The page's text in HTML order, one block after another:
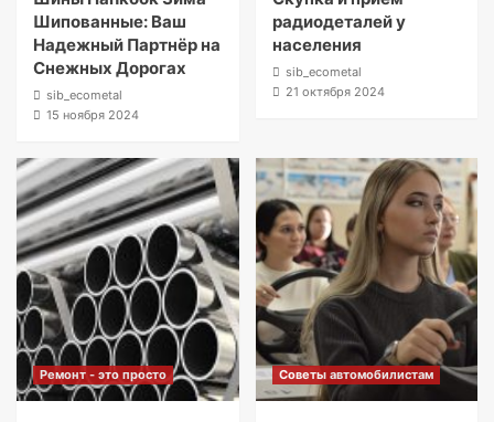
Шипованные: Ваш
Надежный Партнёр на
Снежных Дорогах
sib_ecometal
15 ноября 2024
радиодеталей у
населения
sib_ecometal
21 октября 2024
Ремонт - это просто Советы автомобилистам